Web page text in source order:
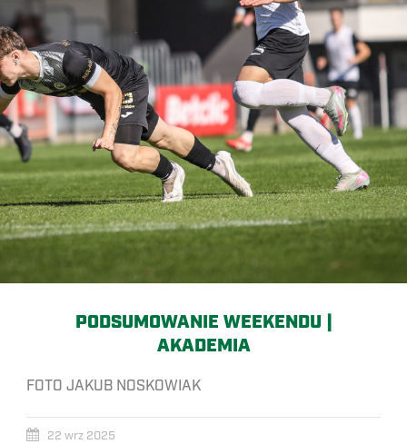
PODSUMOWANIE WEEKENDU |
AKADEMIA
FOTO JAKUB NOSKOWIAK
22 wrz 2025